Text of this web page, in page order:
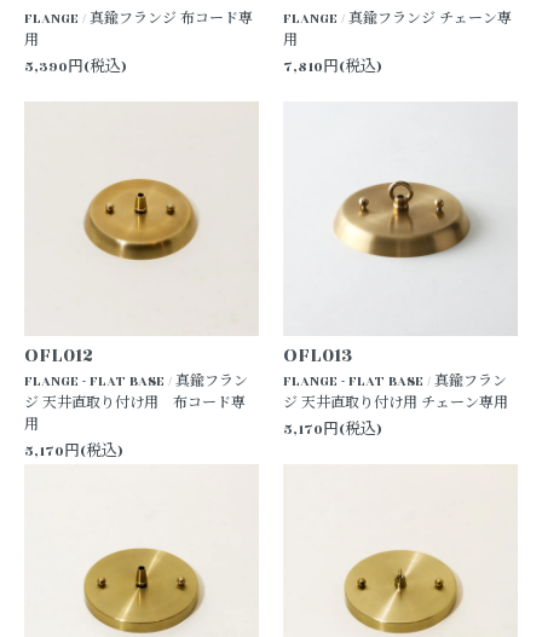
FLANGE / 真鍮フランジ 布コード専
用
5,390円(税込)
FLANGE / 真鍮フランジ チェーン専
用
7,810円(税込)
OFL012
FLANGE - FLAT BASE / 真鍮フラン
ジ 天井直取り付け用 布コード専
用
5,170円(税込)
OFL013
FLANGE - FLAT BASE / 真鍮フラン
ジ 天井直取り付け用 チェーン専用
5,170円(税込)